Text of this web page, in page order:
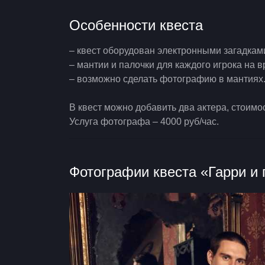
Особенности квеста
– квест оборудован электронными
– мантии и палочки для каждого игрока на
– возможно сделать фотографию в мантиях.
В квест можно добавить два актера,
Услуга фотографа – 4000 руб/час.
Фотографии квеста «Гарри и